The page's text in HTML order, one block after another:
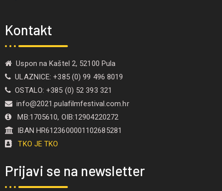
Kontakt
Uspon na Kaštel 2, 52100 Pula
ULAZNICE: +385 (0) 99 496 8019
OSTALO: +385 (0) 52 393 321
info@2021.pulafilmfestival.com.hr
MB:1705610, OIB:12904220272
IBAN HR6123600001102685281
TKO JE TKO
Prijavi se na newsletter